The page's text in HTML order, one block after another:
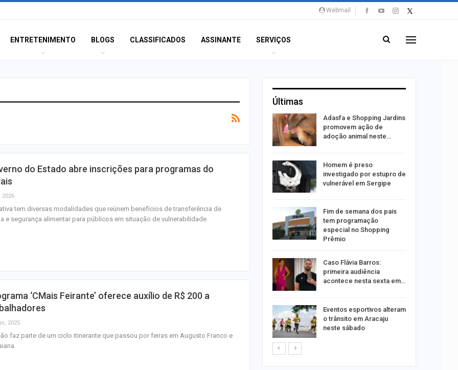
Webmail
ENTRETENIMENTO BLOGS CLASSIFICADOS ASSINANTE SERVIÇOS
do Estado abre inscrições para programas do
2026
tem diversas modalidades que reúnem benefícios de transferência de
e segurança alimentar para públicos em situação de vulnerabilidade
‘CMais Feirante’ oferece auxílio de R$ 200 a
2025
faz parte de um ciclo itinerante que passou por feiras em Augusto Franco e
Últimas
Terror e documentário
CCTECA promove palestra
sobre inteligência artificial
FASC 2026: prefeitura
anuncia datas e convoca
emagrecimento
Adasfa e Shopping Jardins
promovem ação de
adoção animal neste…
Homem é preso
investigado por estupro de
vulnerável em Sergipe
Fim de semana dos pais
tem programação
especial no Shopping
Prêmio
Caso Flávia Barros:
primeira audiência
acontece nesta sexta em…
Eventos esportivos alteram
o trânsito em Aracaju
neste sábado